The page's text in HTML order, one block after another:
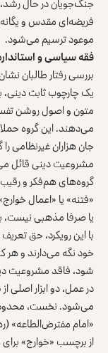
فریضه‌ای مقدس و
موعود ترسیم می‌شود.
فقه سیاسی و
بررسی رفتار طالبان
یک چارچوب ثابت دینی،
متون و اصول روشن
می‌دهند. این گروه
جان هزاران غیرنظامی
مشروعیت دینی قائل
گروه‌های هم‌فکر و
«فتنه» یا «اعمال
یا صرفا مذهبی
با این رویکرد، حق
خود نگه می‌دارند و هر
شود، فاقد مشروعیت
در عمل، دو ابزار اصلی
می‌شود. نخست، محدود
«امام مفترض‌الطاعه»
از برچسب «خوارج»